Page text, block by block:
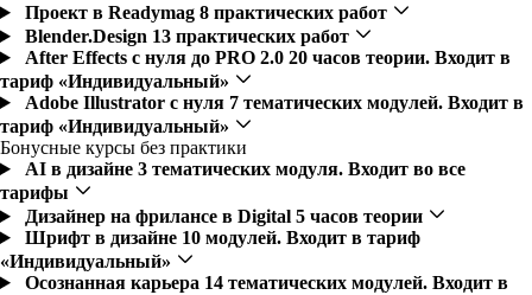
Проект в Readymag 8 практических работ
Blender.Design 13 практических работ
After Effects с нуля до PRO 2.0 20 часов теории. Входит в
тариф «Индивидуальный»
Adobe Illustrator с нуля 7 тематических модулей. Входит в
тариф «Индивидуальный»
Бонусные курсы без практики
AI в дизайне 3 тематических модуля. Входит во все
тарифы
Дизайнер на фрилансе в Digital 5 часов теории
Шрифт в дизайне 10 модулей. Входит в тариф
«Индивидуальный»
Осознанная карьера 14 тематических модулей. Входит в